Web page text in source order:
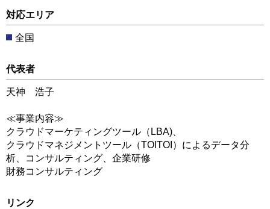
対応エリア
全国
代表者
天神 浩子
≪事業内容≫
クラウドマーケティングツール（LBA)、
クラウドマネジメントツール（TOITOI）によるデータ分
析、コンサルティング、企業研修
財務コンサルティング
リンク